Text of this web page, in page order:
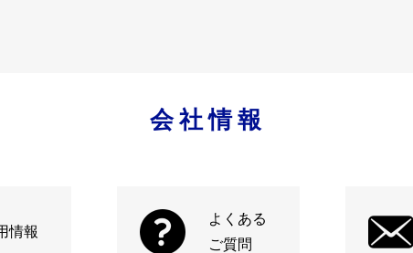
会社情報
情報
よくある
ご質問